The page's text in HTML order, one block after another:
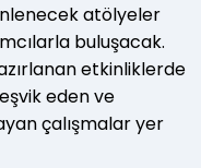
atölyeler
buluşacak.
etkinliklerde
eden ve
çalışmalar yer